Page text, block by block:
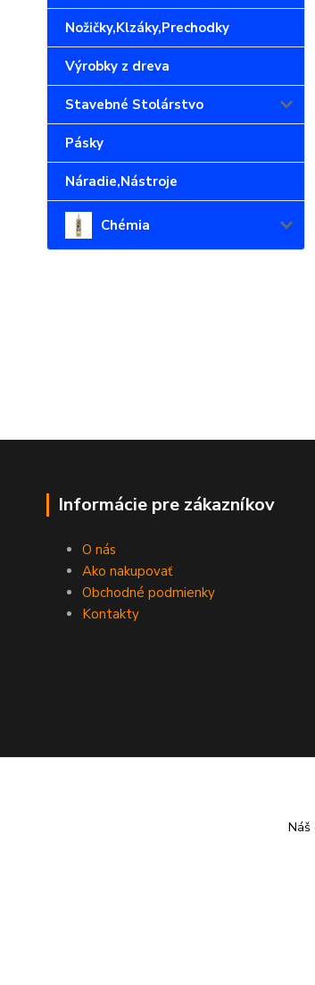
Nožičky,Klzáky,Prechodky
Výrobky z dreva
Stavebné Stolárstvo
Pásky
Náradie,Nástroje
Chémia
Informácie pre zákazníkov
O nás
Ako nakupovať
Obchodné podmienky
Kontakty
Náš